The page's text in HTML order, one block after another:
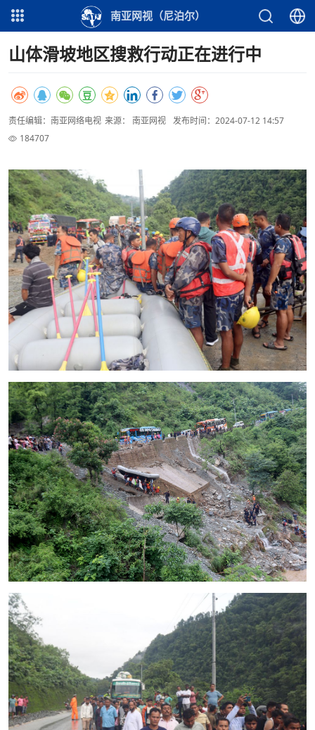
南亚网视（尼泊尔）
山体滑坡地区搜救行动正在进行中
责任编辑：南亚网络电视 来源： 南亚网视 发布时间：2024-07-12 14:57
184707